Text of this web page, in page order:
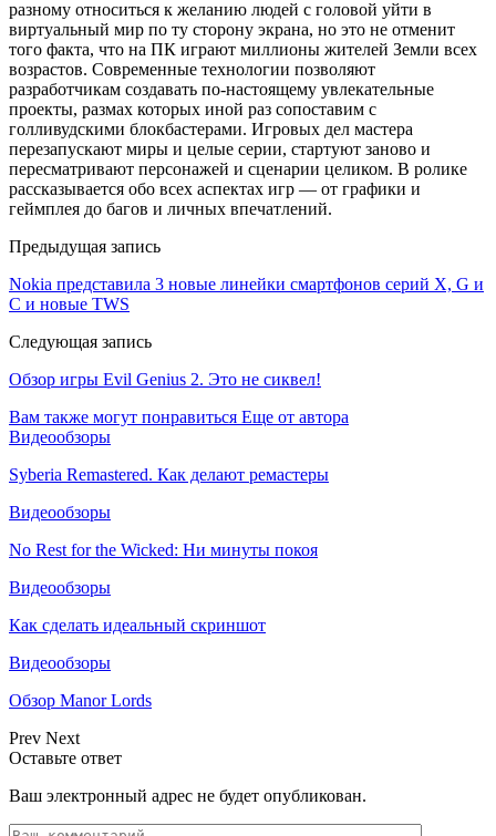
разному относиться к желанию людей с головой уйти в
виртуальный мир по ту сторону экрана, но это не отменит
того факта, что на ПК играют миллионы жителей Земли всех
возрастов. Современные технологии позволяют
разработчикам создавать по-настоящему увлекательные
проекты, размах которых иной раз сопоставим с
голливудскими блокбастерами. Игровых дел мастера
перезапускают миры и целые серии, стартуют заново и
пересматривают персонажей и сценарии целиком. В ролике
рассказывается обо всех аспектах игр — от графики и
геймплея до багов и личных впечатлений.
Предыдущая запись
Nokia представила 3 новые линейки смартфонов серий X, G и
С и новые TWS
Следующая запись
Обзор игры Evil Genius 2. Это не сиквел!
Вам также могут понравиться Еще от автора
Видеообзоры
Syberia Remastered. Как делают ремастеры
Видеообзоры
No Rest for the Wicked: Ни минуты покоя
Видеообзоры
Как сделать идеальный скриншот
Видеообзоры
Обзор Manor Lords
Prev Next
Оставьте ответ
Ваш электронный адрес не будет опубликован.